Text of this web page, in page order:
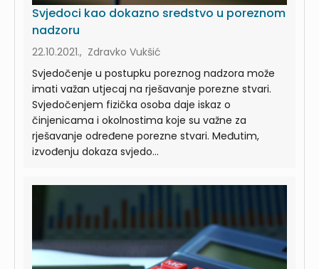
Svjedoci kao dokazno sredstvo u poreznom
nadzoru
22.10.2021., Zdravko Vukšić
Svjedočenje u postupku poreznog nadzora može
imati važan utjecaj na rješavanje porezne stvari.
Svjedočenjem fizička osoba daje iskaz o
činjenicama i okolnostima koje su važne za
rješavanje određene porezne stvari. Međutim,
izvođenju dokaza svjedo...